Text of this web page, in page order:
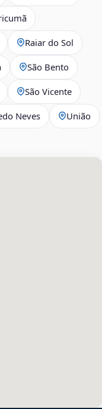
Raiar do Sol
São Bento
São Vicente
Neves União